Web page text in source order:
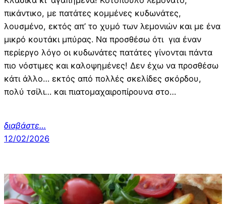
πικάντικο, με πατάτες κομμένες κυδωνάτες,
λουσμένο, εκτός απ’ το χυμό των λεμονιών και με ένα
μικρό κουτάκι μπύρας. Να προσθέσω ότι για έναν
περίεργο λόγο οι κυδωνάτες πατάτες γίνονται πάντα
πιο νόστιμες και καλοψημένες! Δεν έχω να προσθέσω
κάτι άλλο… εκτός από πολλές σκελίδες σκόρδου,
πολύ τσίλι… και πιατομαχαιροπίρουνα στο…
διαβάστε…
12/02/2026